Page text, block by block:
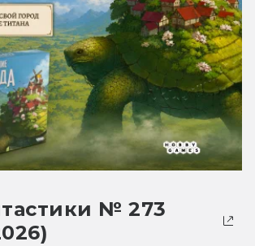
№ 273